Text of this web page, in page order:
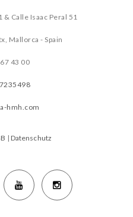
& Calle Isaac Peral 51
Mallorca - Spain
43 00
hmh.com
| Datenschutz